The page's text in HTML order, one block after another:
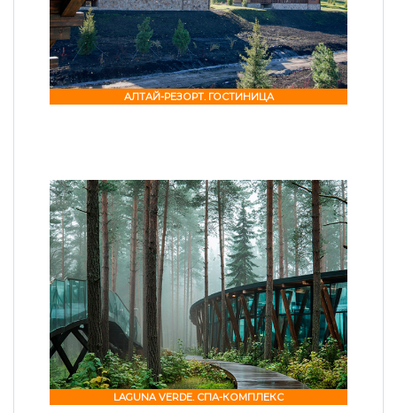
АЛТАЙ-РЕЗОРТ. ГОСТИНИЦА
LAGUNA VERDE. СПА-КОМПЛЕКС